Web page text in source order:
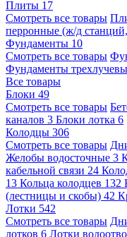
Плиты 17
Смотреть все товары
перронные (ж/д
Фундаменты 10
Смотреть все товары
Фундаменты
Все товары
Блоки 49
Смотреть все товары
каналов 3 Блоки лотка 6
Колодцы 306
Смотреть все товары
Желобы водосточные 3
кабельной связи 24
13 Кольца колодцев 132
(лестницы и скобы) 42
Лотки 542
Смотреть все товары
лотков 6 Лотки